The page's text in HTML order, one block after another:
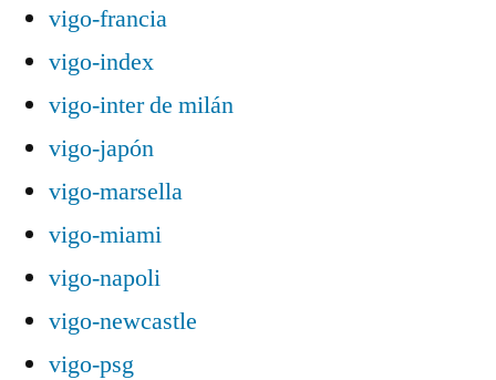
vigo-francia
vigo-index
vigo-inter de milán
vigo-japón
vigo-marsella
vigo-miami
vigo-napoli
vigo-newcastle
vigo-psg